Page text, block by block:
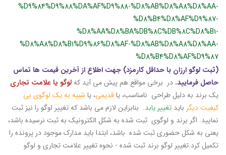
%D9%84%D9%88%DA%AF%D9%88-%D8%AB%D8%A8%D8%AA-
%D8%B4%D8%AF%D9%87-
%D8%AA%D8%BA%DB%8C%DB%8C%D8%B1-
%D8%A8%D8%B1%D9%86%D8%AF-%D8%AB%D8%A8%D8%AA-
%D8%B4%D8%AF%D9%87
(ثبت لوگو ارزان با حداقل کارمزد) جهت اطلاع از آخرین قیمت ها تماس
حاصل فرمایید. در برخی مواقع هم پیش می آید کهلوگو یا علامت تجاری
یک برند به دلیل طراحی نامناسب، یاقدیمی، یا شبیه به یک لوگوی بی
کیفیت دیگر باید تغییر یابد. بنابراین لازم می باشد که تغییر لوگو را نیز ثبت
نمایید. اگر برند و لوگوی ثبت شده به شکل الکترونیک به ثبت نرسیده باشد،
یعنی به شکل حضوری ثبت شده باشد، ابتدا باید مدارک موجود در پرونده را
تکمیل کرد.تغییر لوگو برند ثبت شده - نحوه تغییر علامت تجاری و لوگو